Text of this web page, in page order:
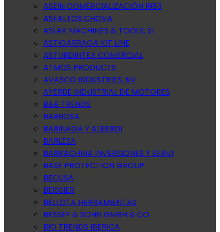
ASEIN COMERCIALIZACIÓN 1983
ASFALTOS CHOVA
ASLAK MACHINES & TOOLS, SL
ASTIGARRAGA KIT LINE
ASTURDINTEX COMERCIAL
ATMOS PRODUCTS
AVASCO INDUSTRIES, NV
AYERBE INDUSTRIAL DE MOTORES
B&B TRENDS
BARBOSA
BARINAGA Y ALBERDI
BARLESA
BARRACHINA INVERSIONES Y SERVI
BASE PROTECTION GROUP
BECUSA
BEISSIER
BELLOTA HERRAMIENTAS
BESSEY & SOHN GMBH & CO
BIO TRENDS IBERICA